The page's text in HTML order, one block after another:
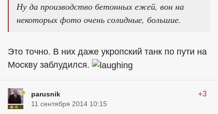
Ну да производство бетонных ежей, вон на
некоторых фото очень солидные, большие.
Это точно. В них даже укропский танк по пути на
Москву заблудился.
parusnik +3
11 сентября 2014 10:15